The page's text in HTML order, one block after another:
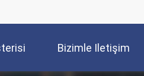
Bizimle Iletişim